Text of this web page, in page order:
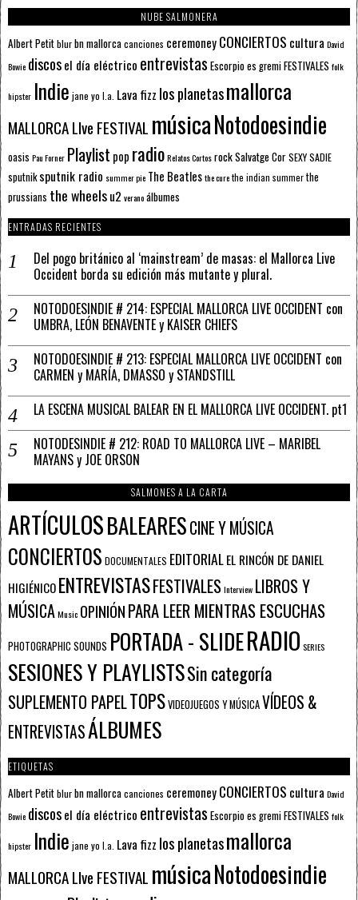
NUBE SALMONERA
Albert Petitblurbn mallorcacanciones ceremoneyCONCIERTOS cultura David
Bowie discosel día eléctrico entrevistas Escorpioes gremiFESTIVALES folk
hipster Indie jane yo l.a. Lava fizz los planetasmallorca
MALLORCA LIve FESTIVAL músicaNotodoesindie
oasis Pau Forner Playlist pop radioRelatos CortosrockSalvatge CorSEXY SADIE
sputnik sputnik radio summer pie The Beatlesthe curethe indian summerthe
prussians the wheelsu2 veranoálbumes
ENTRADAS RECIENTES
Del pogo británico al ‘mainstream’ de masas: el Mallorca Live
Occident borda su edición más mutante y plural.
NOTODOESINDIE # 214: ESPECIAL MALLORCA LIVE OCCIDENT con
UMBRA, LEÓN BENAVENTE y KAISER CHIEFS
NOTODOESINDIE # 213: ESPECIAL MALLORCA LIVE OCCIDENT con
CARMEN y MARÍA, DMASSO y STANDSTILL
LA ESCENA MUSICAL BALEAR EN EL MALLORCA LIVE OCCIDENT. pt1
NOTODESINDIE # 212: ROAD TO MALLORCA LIVE – MARIBEL
MAYANS y JOE ORSON
SALMONES A LA CARTA
ARTÍCULOSBALEARESCINE Y MÚSICA
CONCIERTOS DOCUMENTALES EDITORIALEL RINCÓN DE DANIEL
HIGIÉNICOENTREVISTASFESTIVALESInterview LIBROS Y
MÚSICAMusic OPINIÓNPARA LEER MIENTRAS ESCUCHAS
PHOTOGRAPHIC SOUNDS PORTADA - SLIDERADIO SERIES
SESIONES Y PLAYLISTSSin categoría
SUPLEMENTO PAPELTOPSVIDEOJUEGOS Y MÚSICAVÍDEOS &
ENTREVISTASÁLBUMES
ETIQUETAS
Albert Petitblurbn mallorcacanciones ceremoneyCONCIERTOS cultura David
Bowie discosel día eléctrico entrevistas Escorpioes gremiFESTIVALES folk
hipster Indie jane yo l.a. Lava fizz los planetasmallorca
MALLORCA LIve FESTIVAL músicaNotodoesindie